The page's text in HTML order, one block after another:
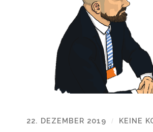
22. DEZEMBER 2019 / KEINE